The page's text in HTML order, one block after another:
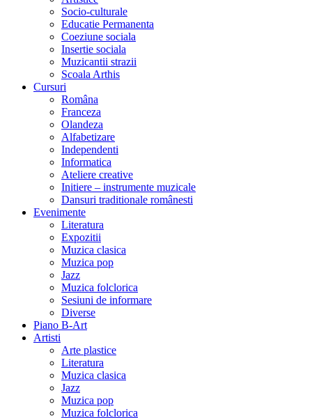
Socio-culturale
Educatie Permanenta
Coeziune sociala
Insertie sociala
Muzicantii strazii
Scoala Arthis
Cursuri
Româna
Franceza
Olandeza
Alfabetizare
Independenti
Informatica
Ateliere creative
Initiere – instrumente muzicale
Dansuri traditionale românesti
Evenimente
Literatura
Expozitii
Muzica clasica
Muzica pop
Jazz
Muzica folclorica
Sesiuni de informare
Diverse
Piano B-Art
Artisti
Arte plastice
Literatura
Muzica clasica
Jazz
Muzica pop
Muzica folclorica